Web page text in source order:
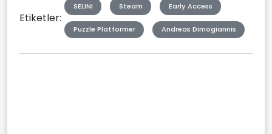
Etiketler:
SELINI Steam Early Access
Puzzle Platformer Andreas Dimogiannis